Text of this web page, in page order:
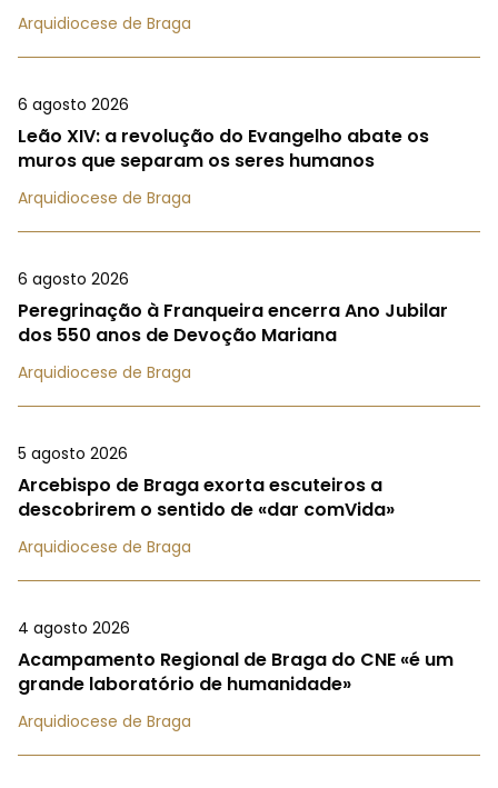
Arquidiocese de Braga
6 agosto 2026
Leão XIV: a revolução do Evangelho abate os
muros que separam os seres humanos
Arquidiocese de Braga
6 agosto 2026
Peregrinação à Franqueira encerra Ano Jubilar
dos 550 anos de Devoção Mariana
Arquidiocese de Braga
5 agosto 2026
Arcebispo de Braga exorta escuteiros a
descobrirem o sentido de «dar comVida»
Arquidiocese de Braga
4 agosto 2026
Acampamento Regional de Braga do CNE «é um
grande laboratório de humanidade»
Arquidiocese de Braga